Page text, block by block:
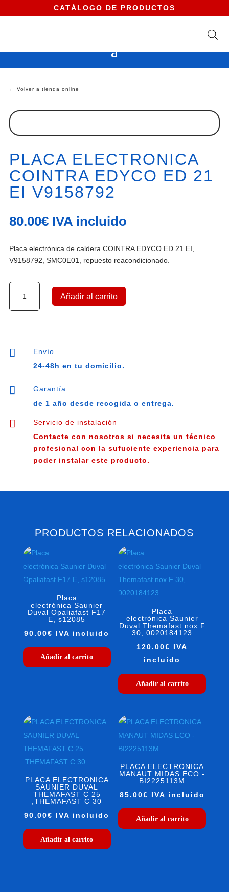
CATÁLOGO DE PRODUCTOS
← Volver a tienda online
PLACA ELECTRONICA
COINTRA EDYCO ED 21
EI V9158792
80.00€ IVA incluido
Placa electrónica de caldera COINTRA EDYCO ED 21 EI,
V9158792, SMC0E01, repuesto reacondicionado.
ELECTRONICA
COINTRA
EI
V9158792
Añadir al carrito

Envío
24-48h en tu domicilio.

Garantía
de 1 año desde recogida o entrega.

Servicio de instalación
Contacte con nosotros si necesita un técnico
profesional con la sufuciente experiencia para
poder instalar este producto.
PRODUCTOS RELACIONADOS
Placa
electrónica Saunier
Duval Opaliafast F17
E, s12085
90.00€ IVA incluido
Añadir al carrito
Placa
electrónica Saunier
Duval Themafast nox F
30, 0020184123
120.00€ IVA
incluido
Añadir al carrito
PLACA ELECTRONICA
SAUNIER DUVAL
THEMAFAST C 25
,THEMAFAST C 30
90.00€ IVA incluido
Añadir al carrito
PLACA ELECTRONICA
MANAUT MIDAS ECO -
BI2225113M
85.00€ IVA incluido
Añadir al carrito